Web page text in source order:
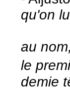
qu'on
au
le
demie